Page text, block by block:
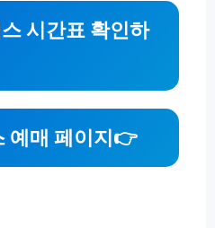
시간표 확인하
예매 페이지👉